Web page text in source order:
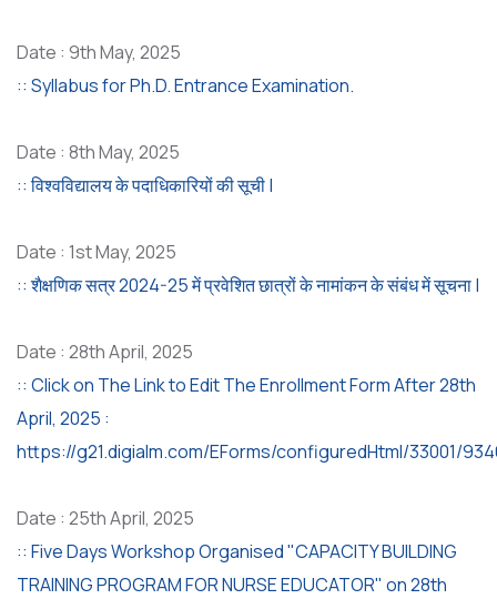
Date : 9th May, 2025
:: Syllabus for Ph.D. Entrance Examination.
Date : 8th May, 2025
:: विश्वविद्यालय के पदाधिकारियों की सूची |
Date : 1st May, 2025
:: शैक्षणिक सत्र 2024-25 में प्रवेशित छात्रों के नामांकन के संबंध में सूचना |
Date : 28th April, 2025
:: Click on The Link to Edit The Enrollment Form After 28th
April, 2025 :
https://g21.digialm.com/EForms/configuredHtml/33001/
Date : 25th April, 2025
:: Five Days Workshop Organised "CAPACITY BUILDING
TRAINING PROGRAM FOR NURSE EDUCATOR" on 28th